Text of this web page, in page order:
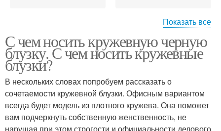
Блузка с баской
Показать все
С чем носить кружевную черную
блузку. С чем носить кружевные
блузки?
В нескольких словах попробуем рассказать о
сочетаемости кружевной блузки. Офисным вариантом
всегда будет модель из плотного кружева. Она поможет
вам подчеркнуть собственную женственность, не